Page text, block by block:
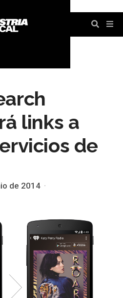
links a
de
de 2014